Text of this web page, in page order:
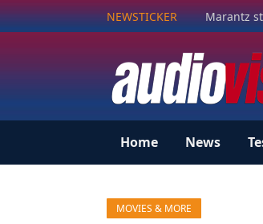
NEWSTICKER Marantz
Home News
MOVIES & MORE